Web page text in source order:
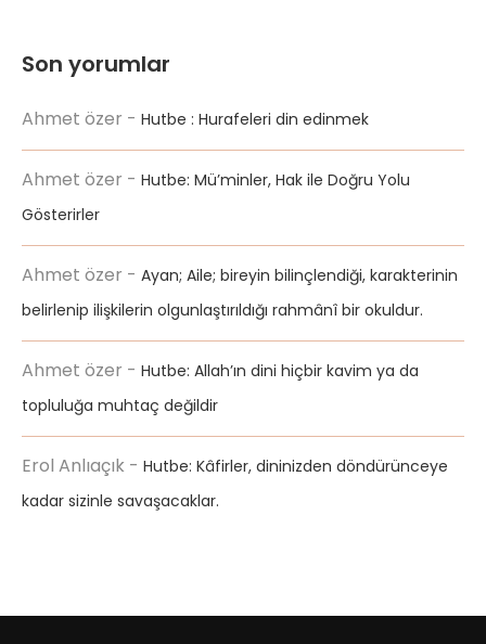
Son yorumlar
Ahmet özer - Hutbe : Hurafeleri din edinmek
Ahmet özer - Hutbe: Mü’minler, Hak ile Doğru Yolu
Gösterirler
Ahmet özer - Ayan; Aile; bireyin bilinçlendiği, karakterinin
belirlenip ilişkilerin olgunlaştırıldığı rahmânî bir okuldur.
Ahmet özer - Hutbe: Allah’ın dini hiçbir kavim ya da
topluluğa muhtaç değildir
Erol Anlıaçık - Hutbe: Kâfirler, dininizden döndürünceye
kadar sizinle savaşacaklar.